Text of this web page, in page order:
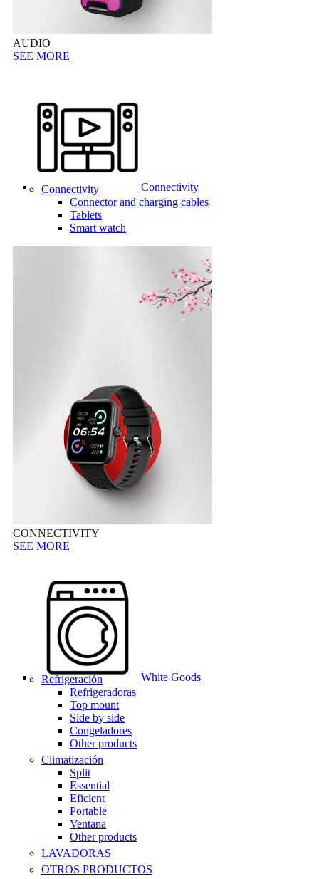
AUDIO
SEE MORE
Connectivity
Connectivity
Connector and charging cables
Tablets
Smart watch
CONNECTIVITY
SEE MORE
White Goods
Refrigeración
Refrigeradoras
Top mount
Side by side
Congeladores
Other products
Climatización
Split
Essential
Eficient
Portable
Ventana
Other products
LAVADORAS
OTROS PRODUCTOS